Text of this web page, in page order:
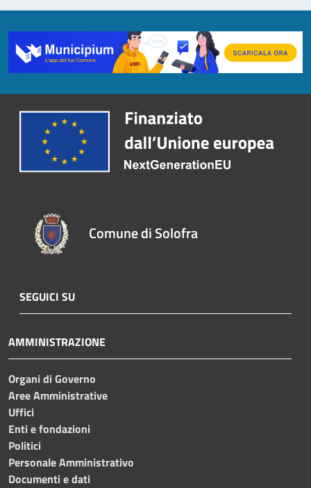
Comune di Solofra
SEGUICI SU
AMMINISTRAZIONE
Organi di Governo
Aree Amministrative
Uffici
Enti e fondazioni
Politici
Personale Amministrativo
Documenti e dati